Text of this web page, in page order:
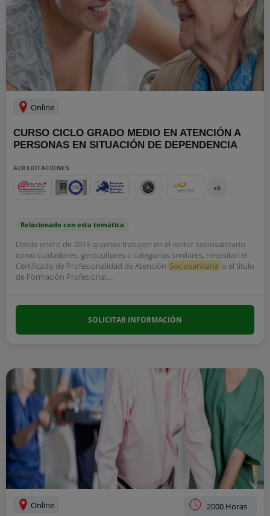
Online
CURSO CICLO GRADO MEDIO EN ATENCIÓN A
PERSONAS EN SITUACIÓN DE DEPENDENCIA
ACREDITACIONES
+5
Relacionado con esta temática
Desde enero de 2015 quienes trabajen en el sector sociosanitario
como cuidadores, gerocultores o categorías similares, necesitan el
Certificado de Profesionalidad de Atención Sociosanitaria o el título
de Formación Profesional....
SOLICITAR INFORMACIÓN
Online 2000 Horas